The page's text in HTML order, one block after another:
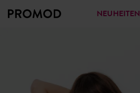
NEUHEITEN